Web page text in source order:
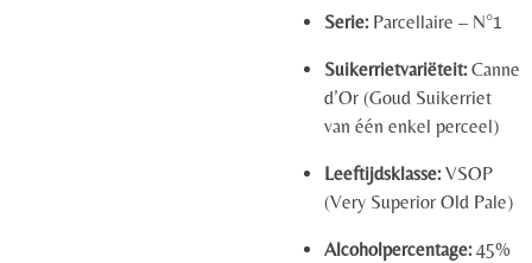
Serie:Parcellaire – N°1
Suikerrietvariëteit:Canne
d’Or (Goud Suikerriet
van één enkel perceel)
Leeftijdsklasse:VSOP
(Very Superior Old Pale)
Alcoholpercentage:45%